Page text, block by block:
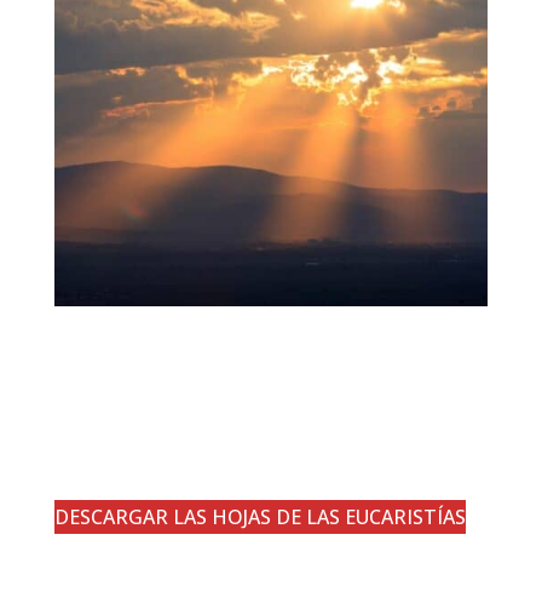
DESCARGAR LAS HOJAS DE LAS EUCARISTÍAS